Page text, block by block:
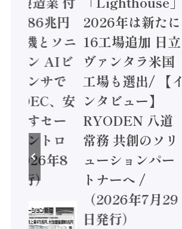
額86兆円
電機とソニ
コン AIビ
センサで
/ IDEC、安
かすセー
コントロ
2026年8
発行）
2026年は新たに
16工場追加 日立
ヴァンタラ米国
工場も選出/ 【イ
ンタビュー】
RYODEN 八道
常務 共創のソリ
ューションパー
トナーへ /
（2026年7月29
日発行）